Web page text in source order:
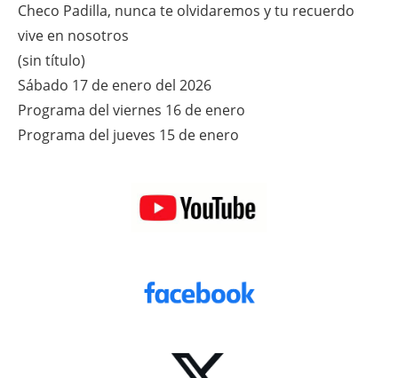
Checo Padilla, nunca te olvidaremos y tu recuerdo
vive en nosotros
(sin título)
Sábado 17 de enero del 2026
Programa del viernes 16 de enero
Programa del jueves 15 de enero